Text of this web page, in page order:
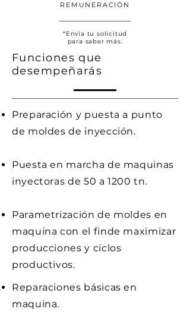
REMUNERACION
*Envía tu solicitud
para saber más.
Funciones que
desempeñarás
Preparación y puesta a punto
de moldes de inyección.
Puesta en marcha de maquinas
inyectoras de 50 a 1200 tn.
Parametrización de moldes en
maquina con el finde maximizar
producciones y ciclos
productivos.
Reparaciones básicas en
maquina.